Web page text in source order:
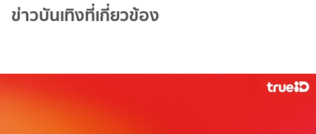
ข่าวบันเทิงที่เกี่ยวข้อง